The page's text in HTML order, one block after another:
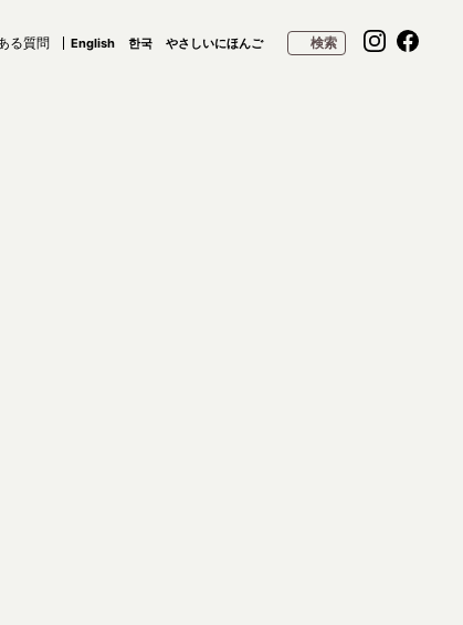
る質問 English 한국 やさしいにほんご 検索